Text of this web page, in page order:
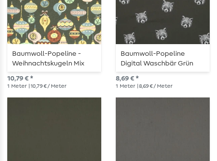
Baumwoll-Popeline -
Weihnachtskugeln Mix
Khaki Gold
10,79 € *
1 Meter | 10,79 € / Meter
Baumwoll-Popeline
Digital Waschbär Grün
8,69 € *
1 Meter | 8,69 € / Meter